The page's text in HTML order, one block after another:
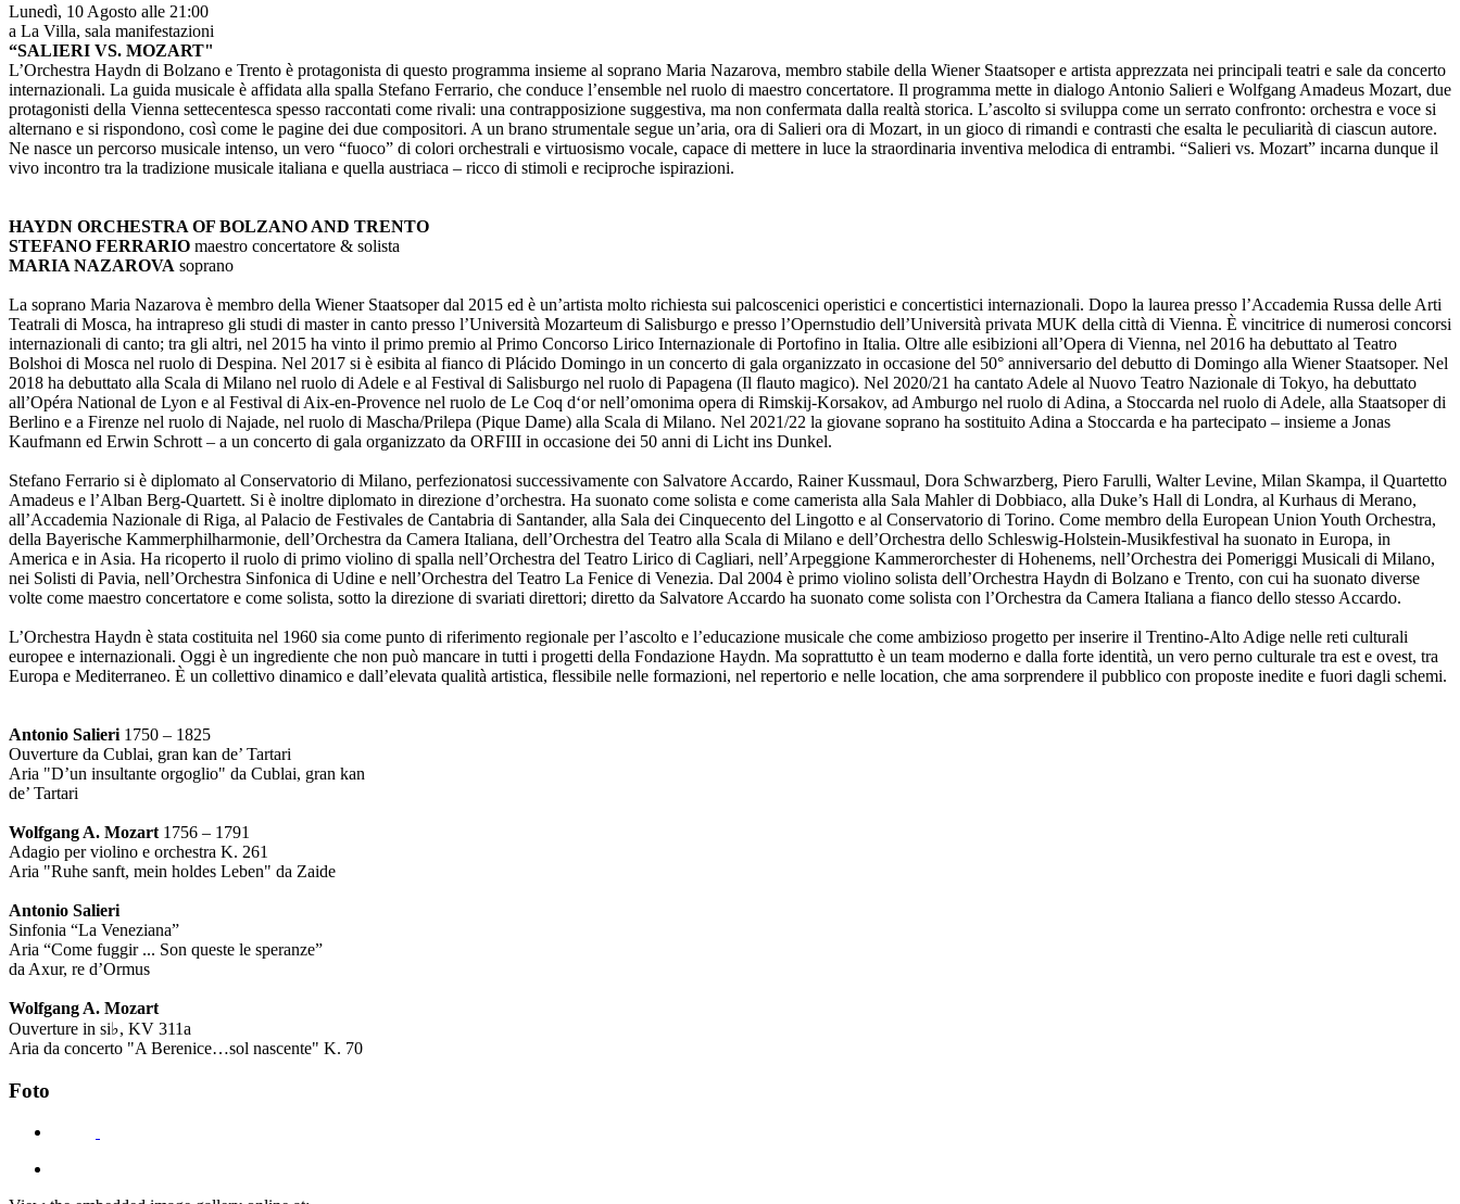
Lunedì, 10 Agosto alle 21:00
a La Villa, sala manifestazioni
“SALIERI VS. MOZART"
L’Orchestra Haydn di Bolzano e Trento è protagonista di questo programma insieme al soprano Maria Nazarova, membro stabile della Wiener Staatsoper e artista apprezzata nei principali teatri e sale da concerto
internazionali. La guida musicale è affidata alla spalla Stefano Ferrario, che conduce l’ensemble nel ruolo di maestro concertatore. Il programma mette in dialogo Antonio Salieri e Wolfgang Amadeus Mozart, due
protagonisti della Vienna settecentesca spesso raccontati come rivali: una contrapposizione suggestiva, ma non confermata dalla realtà storica. L’ascolto si sviluppa come un serrato confronto: orchestra e voce si
alternano e si rispondono, così come le pagine dei due compositori. A un brano strumentale segue un’aria, ora di Salieri ora di Mozart, in un gioco di rimandi e contrasti che esalta le peculiarità di ciascun autore.
Ne nasce un percorso musicale intenso, un vero “fuoco” di colori orchestrali e virtuosismo vocale, capace di mettere in luce la straordinaria inventiva melodica di entrambi. “Salieri vs. Mozart” incarna dunque il
vivo incontro tra la tradizione musicale italiana e quella austriaca – ricco di stimoli e reciproche ispirazioni.
HAYDN ORCHESTRA OF BOLZANO AND TRENTO
STEFANO FERRARIO maestro concertatore & solista
MARIA NAZAROVA soprano
La soprano Maria Nazarova è membro della Wiener Staatsoper dal 2015 ed è un’artista molto richiesta sui palcoscenici operistici e concertistici internazionali. Dopo la laurea presso l’Accademia Russa delle Arti
Teatrali di Mosca, ha intrapreso gli studi di master in canto presso l’Università Mozarteum di Salisburgo e presso l’Opernstudio dell’Università privata MUK della città di Vienna. È vincitrice di numerosi concorsi
internazionali di canto; tra gli altri, nel 2015 ha vinto il primo premio al Primo Concorso Lirico Internazionale di Portofino in Italia. Oltre alle esibizioni all’Opera di Vienna, nel 2016 ha debuttato al Teatro
Bolshoi di Mosca nel ruolo di Despina. Nel 2017 si è esibita al fianco di Plácido Domingo in un concerto di gala organizzato in occasione del 50° anniversario del debutto di Domingo alla Wiener Staatsoper. Nel
2018 ha debuttato alla Scala di Milano nel ruolo di Adele e al Festival di Salisburgo nel ruolo di Papagena (Il flauto magico). Nel 2020/21 ha cantato Adele al Nuovo Teatro Nazionale di Tokyo, ha debuttato
all’Opéra National de Lyon e al Festival di Aix-en-Provence nel ruolo de Le Coq d‘or nell’omonima opera di Rimskij-Korsakov, ad Amburgo nel ruolo di Adina, a Stoccarda nel ruolo di Adele, alla Staatsoper di
Berlino e a Firenze nel ruolo di Najade, nel ruolo di Mascha/Prilepa (Pique Dame) alla Scala di Milano. Nel 2021/22 la giovane soprano ha sostituito Adina a Stoccarda e ha partecipato – insieme a Jonas
Kaufmann ed Erwin Schrott – a un concerto di gala organizzato da ORFIII in occasione dei 50 anni di Licht ins Dunkel.
Stefano Ferrario si è diplomato al Conservatorio di Milano, perfezionatosi successivamente con Salvatore Accardo, Rainer Kussmaul, Dora Schwarzberg, Piero Farulli, Walter Levine, Milan Skampa, il Quartetto
Amadeus e l’Alban Berg-Quartett. Si è inoltre diplomato in direzione d’orchestra. Ha suonato come solista e come camerista alla Sala Mahler di Dobbiaco, alla Duke’s Hall di Londra, al Kurhaus di Merano,
all’Accademia Nazionale di Riga, al Palacio de Festivales de Cantabria di Santander, alla Sala dei Cinquecento del Lingotto e al Conservatorio di Torino. Come membro della European Union Youth Orchestra,
della Bayerische Kammerphilharmonie, dell’Orchestra da Camera Italiana, dell’Orchestra del Teatro alla Scala di Milano e dell’Orchestra dello Schleswig-Holstein-Musikfestival ha suonato in Europa, in
America e in Asia. Ha ricoperto il ruolo di primo violino di spalla nell’Orchestra del Teatro Lirico di Cagliari, nell’Arpeggione Kammerorchester di Hohenems, nell’Orchestra dei Pomeriggi Musicali di Milano,
nei Solisti di Pavia, nell’Orchestra Sinfonica di Udine e nell’Orchestra del Teatro La Fenice di Venezia. Dal 2004 è primo violino solista dell’Orchestra Haydn di Bolzano e Trento, con cui ha suonato diverse
volte come maestro concertatore e come solista, sotto la direzione di svariati direttori; diretto da Salvatore Accardo ha suonato come solista con l’Orchestra da Camera Italiana a fianco dello stesso Accardo.
L’Orchestra Haydn è stata costituita nel 1960 sia come punto di riferimento regionale per l’ascolto e l’educazione musicale che come ambizioso progetto per inserire il Trentino-Alto Adige nelle reti culturali
europee e internazionali. Oggi è un ingrediente che non può mancare in tutti i progetti della Fondazione Haydn. Ma soprattutto è un team moderno e dalla forte identità, un vero perno culturale tra est e ovest, tra
Europa e Mediterraneo. È un collettivo dinamico e dall’elevata qualità artistica, flessibile nelle formazioni, nel repertorio e nelle location, che ama sorprendere il pubblico con proposte inedite e fuori dagli schemi.
Antonio Salieri 1750 – 1825
Ouverture da Cublai, gran kan de’ Tartari
Aria "D’un insultante orgoglio" da Cublai, gran kan
de’ Tartari
Wolfgang A. Mozart 1756 – 1791
Adagio per violino e orchestra K. 261
Aria "Ruhe sanft, mein holdes Leben" da Zaide
Antonio Salieri
Sinfonia “La Veneziana”
Aria “Come fuggir ... Son queste le speranze”
da Axur, re d’Ormus
Wolfgang A. Mozart
Ouverture in si♭, KV 311a
Aria da concerto "A Berenice…sol nascente" K. 70
Foto